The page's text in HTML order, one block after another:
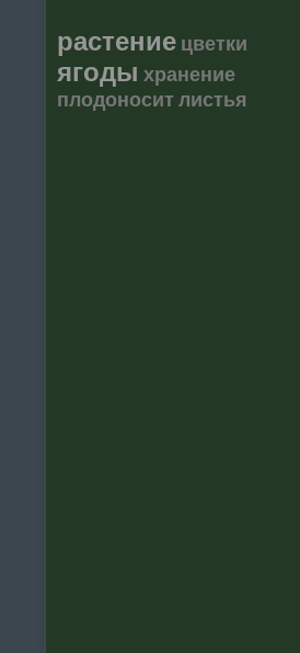
растение цветки
ягоды хранение
плодоноситлистья